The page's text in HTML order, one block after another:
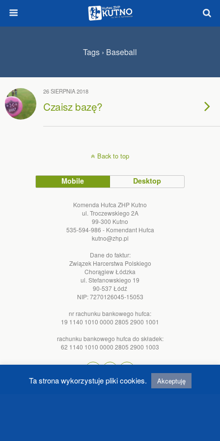
Tags › Baseball
26 SIERPNIA 2018
Czaisz bazę?
Back to top
Mobile Desktop
Komenda Hufca ZHP Kutno
ul. Troczewskiego 2A
99-300 Kutno
535-594-986 - Komendant Hufca
kutno@zhp.pl
Dane do faktur:
Związek Harcerstwa Polskiego
Chorągiew Łódzka
ul. Stefanowskiego 19
90-537 Łódź
NIP: 7270126045-15053
nr rachunku bankowego hufca:
19 1140 1010 0000 2805 2900 1001
rachunku bankowego hufca do składek:
62 1140 1010 0000 2805 2900 1003
Ta strona wykorzystuje pliki cookies. Akceptuję